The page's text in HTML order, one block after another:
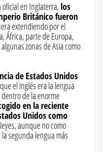
oficial en Inglaterra, los
Británico fueron
extendiendo por el
África, parte de Europa,
zonas de Asia como
de Estados Unidos
el inglés era la lengua
de la enorme
en la reciente
Unidos como
aunque no como
segunda lengua más